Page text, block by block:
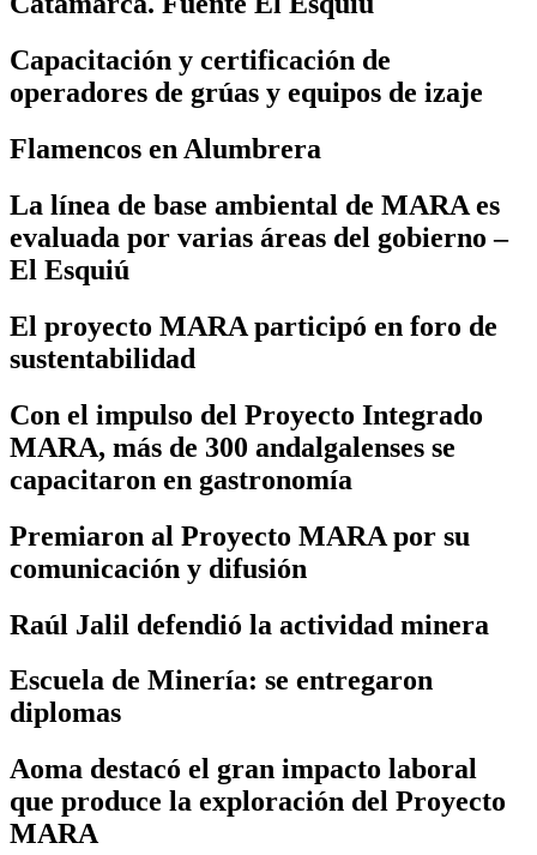
Capacitación y certificación de
operadores de grúas y equipos de izaje
Flamencos en Alumbrera
La línea de base ambiental de MARA es
evaluada por varias áreas del gobierno –
El Esquiú
El proyecto MARA participó en foro de
sustentabilidad
Con el impulso del Proyecto Integrado
MARA, más de 300 andalgalenses se
capacitaron en gastronomía
Premiaron al Proyecto MARA por su
comunicación y difusión
Raúl Jalil defendió la actividad minera
Escuela de Minería: se entregaron
diplomas
Aoma destacó el gran impacto laboral
que produce la exploración del Proyecto
MARA